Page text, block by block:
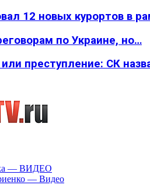
12 новых курортов в
по Украине, но…
преступление: СК
— ВИДЕО
— Видео